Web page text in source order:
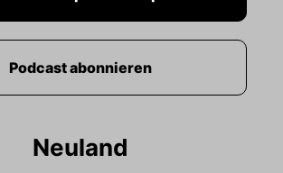
Neuland
Podcast abonnieren